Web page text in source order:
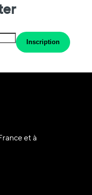
:
Inscription
et à